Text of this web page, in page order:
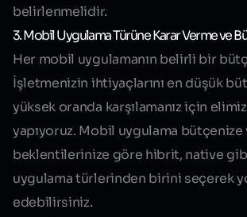
belirlenmelidir.
3. Mobil Uygulama Türüne Karar Verme ve
Her mobil uygulamanın belirli bir
İşletmenizin ihtiyaçlarını en düşük
yüksek oranda karşılamanız için
yapıyoruz. Mobil uygulama bütçenize
beklentilerinize göre hibrit, native
uygulama türlerinden birini seçerek
edebilirsiniz.